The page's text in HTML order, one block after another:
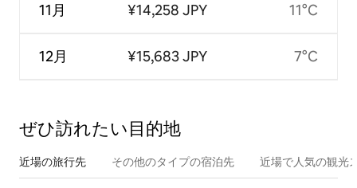
11月
12月
¥14,258 JPY
¥15,683 JPY
11°C
7°C
ぜひ訪⁠れ⁠た⁠い目⁠的⁠地
近場の旅行先 その他のタ⁠イ⁠プ⁠の宿⁠泊⁠先 近場で人気の観光